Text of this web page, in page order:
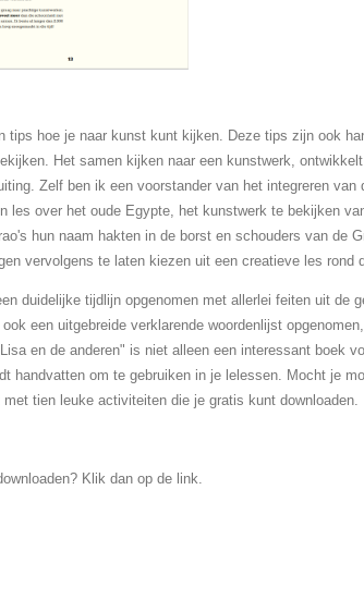
hoe je naar kunst kunt kijken. Deze tips zijn ook
Het samen kijken naar een kunstwerk,
Zelf ben ik een voorstander van het integreren
les over het oude Egypte, het kunstwerk te bekijken
hun naam hakten in de borst en schouders van de
vervolgens te laten kiezen uit een creatieve les rond
duidelijke tijdlijn opgenomen met allerlei feiten uit de
een uitgebreide verklarende woordenlijst
en de anderen" is niet alleen een interessant boek
handvatten om te gebruiken in je lelessen. Mocht je
tien leuke activiteiten die je gratis kunt downloaden.
Klik dan op de link.